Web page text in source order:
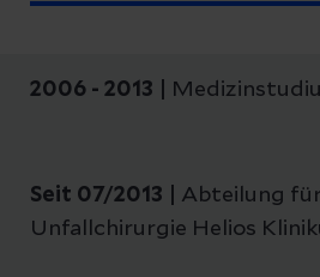
2006 - 2013 |
Seit 07/2013 | Abteilung
Unfallchirurgie Helios